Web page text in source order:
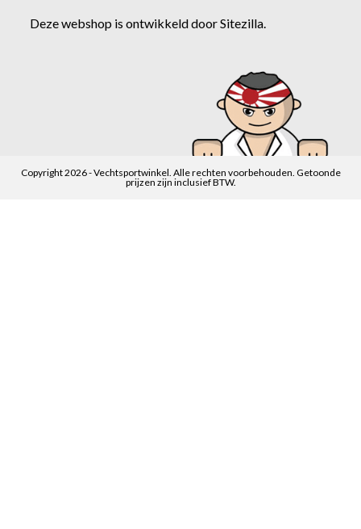
Deze webshop is ontwikkeld doorSitezilla.
Copyright 2026 - Vechtsportwinkel. Alle rechten voorbehouden. Getoonde
prijzen zijn inclusief BTW.